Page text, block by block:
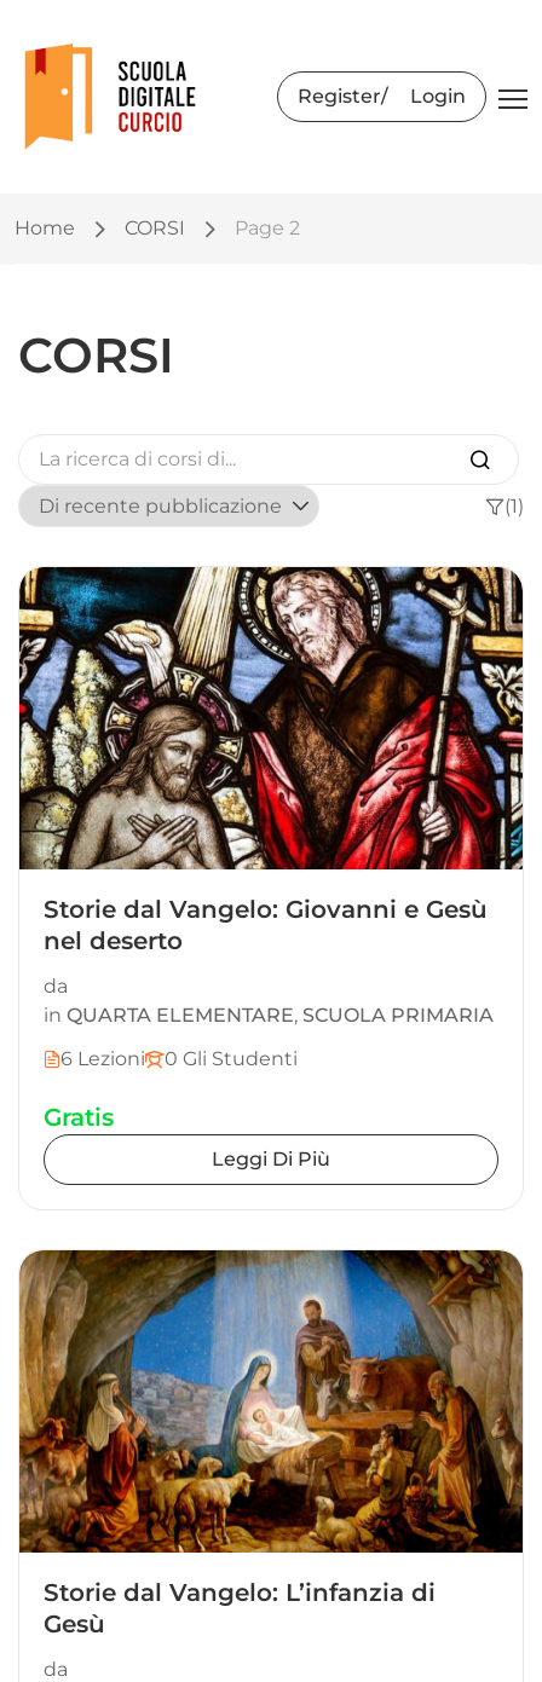
Register Login
Home CORSI Page 2
CORSI
(1)
Storie dal Vangelo: Giovanni e Gesù
nel deserto
da
in QUARTA ELEMENTARE, SCUOLA PRIMARIA
6 Lezioni
0 Gli Studenti
Gratis
Leggi Di Più
Storie dal Vangelo: L’infanzia di
Gesù
da